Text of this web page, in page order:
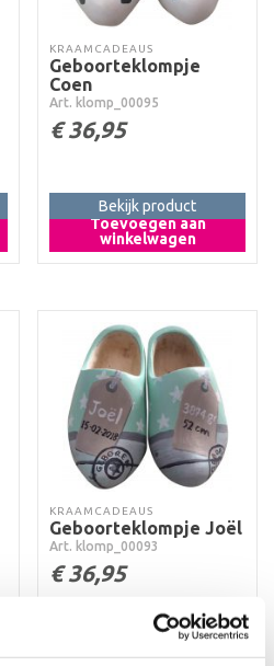
KRAAMCADEAUS
Geboorteklompje
Coen
Art. klomp_00095
€36,95
Toevoegen aan
winkelwagen
Bekijk product
KRAAMCADEAUS
Geboorteklompje Joël
Art. klomp_00093
€36,95